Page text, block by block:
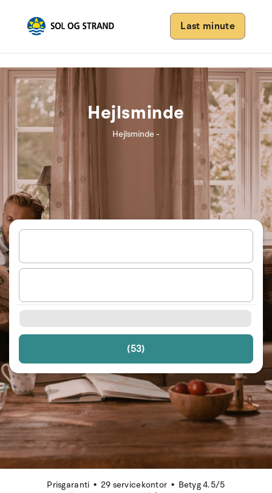
Last minute
(53)
Hejlsminde
Hejlsminde -
Prisgaranti 29 servicekontor
Betyg 4.5/5